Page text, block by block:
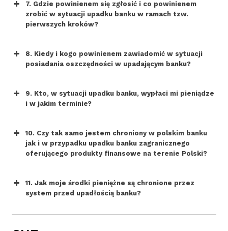
7. Gdzie powinienem się zgłosić i co powinienem
zrobić w sytuacji upadku banku w ramach tzw.
pierwszych kroków?
8. Kiedy i kogo powinienem zawiadomić w sytuacji
posiadania oszczędności w upadającym banku?
9. Kto, w sytuacji upadku banku, wypłaci mi pieniądze
i w jakim terminie?
10. Czy tak samo jestem chroniony w polskim banku
jak i w przypadku upadku banku zagranicznego
oferującego produkty finansowe na terenie Polski?
11. Jak moje środki pieniężne są chronione przez
system przed upadłością banku?